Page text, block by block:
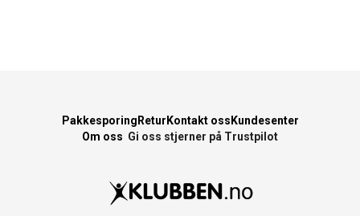
PakkesporingReturKontakt ossKundesenter
Om oss Gi oss stjerner på Trustpilot